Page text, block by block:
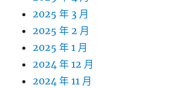
2025 年 3 月
2025 年 2 月
2025 年 1 月
2024 年 12 月
2024 年 11 月